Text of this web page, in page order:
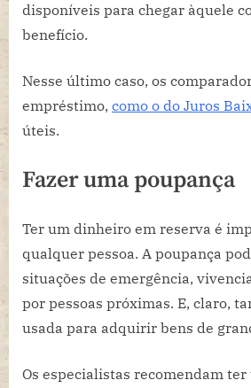
disponíveis para chegar àquele
benefício.
Nesse último caso, os
empréstimo, como o do Juros
úteis.
Fazer uma poupança
Ter um dinheiro em reserva é
qualquer pessoa. A poupança
situações de emergência,
por pessoas próximas. E, claro,
usada para adquirir bens de
Os especialistas recomendam